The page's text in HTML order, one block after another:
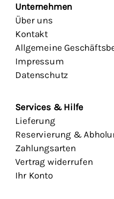
Unternehmen
Über uns
Kontakt
Allgemeine
Impressum
Datenschutz
Services & Hilfe
Lieferung
Reservierung &
Zahlungsarten
Vertrag widerrufen
Ihr Konto